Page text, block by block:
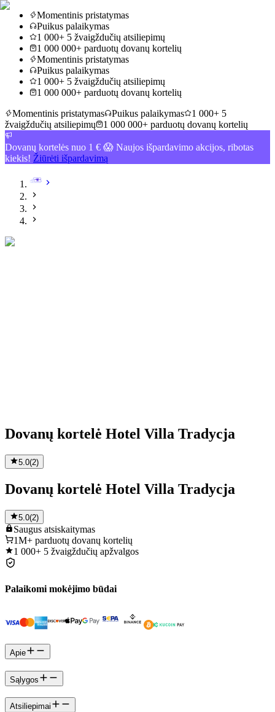
Momentinis pristatymas
Puikus palaikymas
1 000+ 5 žvaigždučių atsiliepimų
1 000 000+ parduotų dovanų kortelių
Momentinis pristatymas
Puikus palaikymas
1 000+ 5 žvaigždučių atsiliepimų
1 000 000+ parduotų dovanų kortelių
Momentinis pristatymas
Puikus palaikymas
1 000+ 5
žvaigždučių atsiliepimų
1 000 000+ parduotų dovanų kortelių
Dovanų kortelės nuo 1 € 😱 Naujos išpardavimo akcijos, ribotas
kiekis! Žiūrėti išpardavimą
Dovanų kortelė Hotel Villa Tradycja
5.0(2)
Dovanų kortelė Hotel Villa Tradycja
5.0(2)
Saugus atsiskaitymas
1M+ parduotų dovanų kortelių
1 000+ 5 žvaigždučių apžvalgos
Palaikomi mokėjimo būdai
Apie
Sąlygos
Atsiliepimai